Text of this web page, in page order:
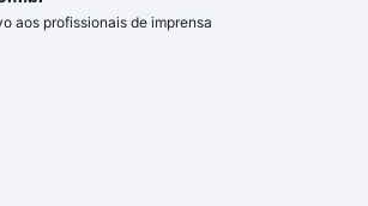
aos profissionais de imprensa